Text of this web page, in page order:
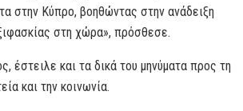
στην Κύπρο, βοηθώντας στην ανάδειξη
στη χώρα», πρόσθεσε.
έστειλε και τα δικά του μηνύματα προς τη
και την κοινωνία.